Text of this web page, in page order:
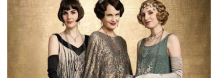
證。